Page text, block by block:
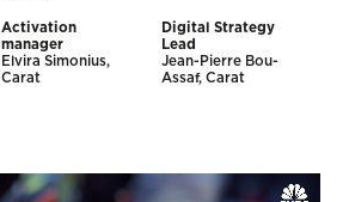
Activation
manager
Elvira Simonius,
Carat
Digital Strategy
Lead
Jean-Pierre Bou-
Assaf, Carat